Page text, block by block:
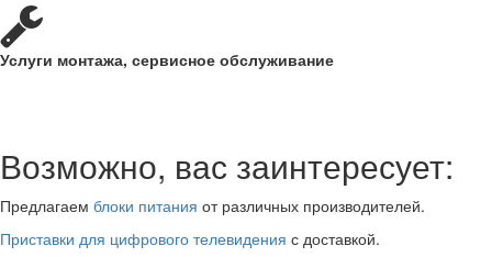
Услуги монтажа, сервисное обслуживание
Возможно, вас заинтересует:
Предлагаем блоки питания от различных производителей.
Приставки для цифрового телевидения с доставкой.